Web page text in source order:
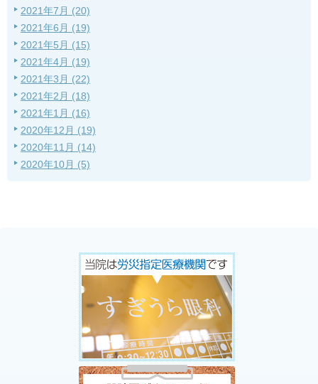
2021年7月 (20)
2021年6月 (19)
2021年5月 (15)
2021年4月 (19)
2021年3月 (22)
2021年2月 (18)
2021年1月 (16)
2020年12月 (19)
2020年11月 (14)
2020年10月 (5)